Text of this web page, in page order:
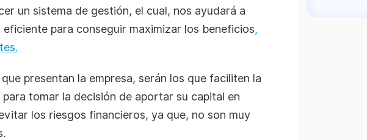
un sistema de gestión, el cual, nos ayudará a
para conseguir maximizar los beneficios,
presentan la empresa, serán los que faciliten la
tomar la decisión de aportar su capital en
los riesgos financieros, ya que, no son muy